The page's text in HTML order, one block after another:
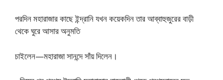
পরদিন মহারাজার কাছে ইন্দ্রানি যখন কয়েকদিন তার আব্বাহুজুরের বাড়ী
থেকে ঘুরে আসার অনুমতি
চাইলেন—মহারাজা সানন্দে সাঁয় দিলেন।